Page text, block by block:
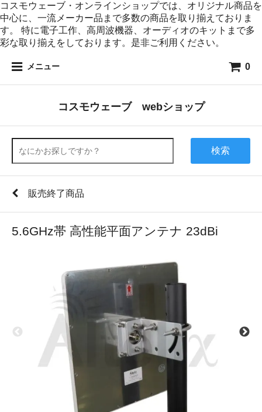
コスモウェーブ・オンラインショップでは、オリジナル商品を
中心に、一流メーカー品まで多数の商品を取り揃えておりま
す。 特に電子工作、高周波機器、オーディオのキットまで多
彩な取り揃えをしております。是非ご利用ください。
メニュー 0
コスモウェーブ webショップ
検索
販売終了商品
5.6GHz帯 高性能平面アンテナ 23dBi